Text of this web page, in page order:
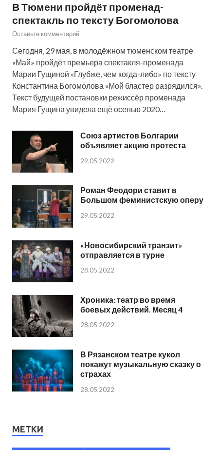
В Тюмени пройдёт променад-
спектакль по тексту Богомолова
Оставьте комментарий
Сегодня, 29 мая, в молодёжном тюменском театре
«Май» пройдёт премьера спектакля-променада
Марии Гущиной «Глубже, чем когда-либо» по тексту
Константина Богомолова «Мой бластер разрядился».
Текст будущей постановки режиссёр променада
Мария Гущина увидела ещё осенью 2020…
Союз артистов Болгарии
объявляет акцию протеста
29.05.2022
Роман Феодори ставит в
Большом феминистскую оперу
29.05.2022
«Новосибирский транзит»
отправляется в турне
28.05.2022
Хроника: театр во время
боевых действий. Месяц 4
28.05.2022
В Рязанском театре кукол
покажут музыкальную сказку о
страхах
28.05.2022
МЕТКИ